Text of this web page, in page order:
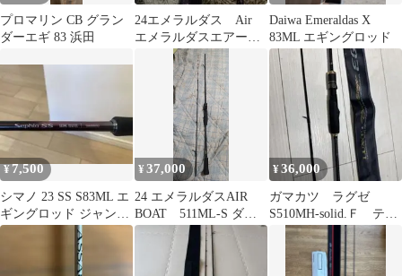
プロマリン CB グラン
ダーエギ 83 浜田
24エメラルダス Air
エメラルダスエアー
80LML
Daiwa Emeraldas X
83ML エギングロッド
¥7,500
シマノ 23 SS S83ML エ
ギングロッド ジャンク
品(元竿のみ)
¥37,000
24 エメラルダスAIR
BOAT 511ML-S ダイ
ワ
¥36,000
ガマカツ ラグゼ
S510MH-solid.Ｆ ティ
ップラン ロッド 絶